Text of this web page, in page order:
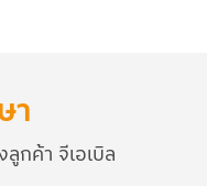
า
กค้า จีเอเบิล